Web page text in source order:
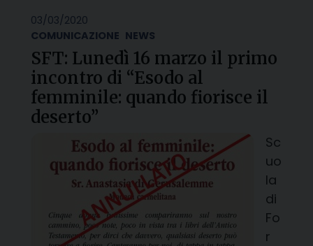
03/03/2020
COMUNICAZIONE NEWS
SFT: Lunedì 16 marzo il primo
incontro di “Esodo al
femminile: quando fiorisce il
deserto”
Sc
uo
la
di
Fo
r